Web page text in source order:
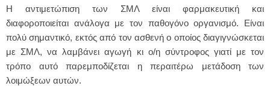
Η αντιμετώπιση των ΣΜΛ είναι φαρμακευτική και
διαφοροποιείται ανάλογα με τον παθογόνο οργανισμό. Είναι
πολύ σημαντικό, εκτός από τον ασθενή ο οποίος διαγιγνώσκεται
με ΣΜΛ, να λαμβάνει αγωγή κι ο/η σύντροφος γιατί με τον
τρόπο αυτό παρεμποδίζεται η περαιτέρω μετάδοση των
λοιμώξεων αυτών.